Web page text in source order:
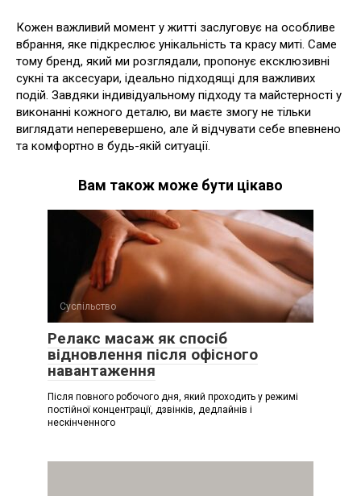
Кожен важливий момент у житті заслуговує на особливе
вбрання, яке підкреслює унікальність та красу миті. Саме
тому бренд, який ми розглядали, пропонує ексклюзивні
сукні та аксесуари, ідеально підходящі для важливих
подій. Завдяки індивідуальному підходу та майстерності у
виконанні кожного деталю, ви маєте змогу не тільки
виглядати неперевершено, але й відчувати себе впевнено
та комфортно в будь-якій ситуації.
Вам також може бути цікаво
Суспільство
Релакс масаж як спосіб
відновлення після офісного
навантаження
Після повного робочого дня, який проходить у режимі
постійної концентрації, дзвінків, дедлайнів і
нескінченного